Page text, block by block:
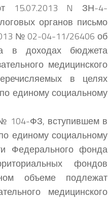
15.07.2013 N ЗН-4-
органов письмо
№ 02-04-11/26406 об
в доходах бюджета
медицинского
в целях
единому социальному
104-ФЗ, вступившем в
единому социальному
Федерального фонда
фондов
объеме подлежат
медицинского